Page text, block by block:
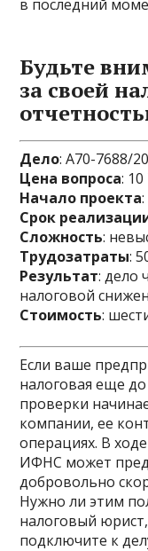
в последний
Будьте
за своей
Дело: А70-7688/
Цена вопроса:
Начало проекта
Срок
Сложность:
Трудозатраты:
Результат: дело
налоговой
Стоимость:
Если ваше
налоговая еще
проверки
компании, ее
операциях. В
ИФНС может
добровольно
Нужно ли этим
налоговый
подключите к